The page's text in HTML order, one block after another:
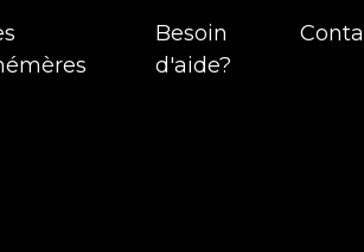
Besoin
d'aide?